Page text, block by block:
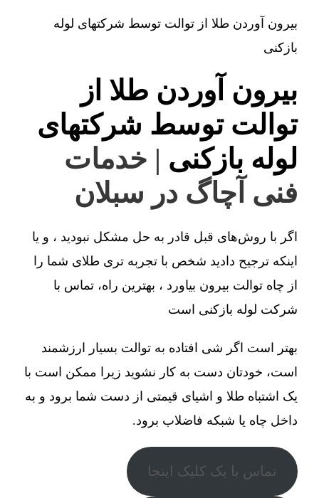
بیرون آوردن طلا از توالت توسط شرکتهای لوله
بازکنی
بیرون آوردن طلا از
توالت توسط شرکتهای
لوله بازکنی | خدمات
فنی آچاگ در سبلان
اگر با روش‌های قبل قادر به حل مشکل نبودید ، و یا
اینکه ترجیح دادید شخص با تجربه تری طلای شما را
از چاه توالت بیرون بیاورد ، بهترین راه، تماس با
شرکت لوله بازکنی است
بهتر است اگر شی افتاده به توالت بسیار ارزشمند
است، خودتان دست به کار نشوید زیرا ممکن است با
یک اشتباه طلا و اشیای قیمتی از دست شما برود و به
داخل چاه یا شبکه فاضلاب برود.
تماس با یک کلیک اینجا